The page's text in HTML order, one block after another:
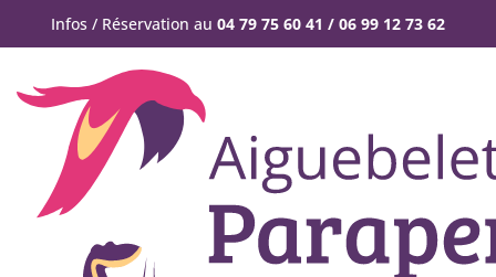
Infos / Réservation au 04 79 75 60 41 / 06 99 12 73 62